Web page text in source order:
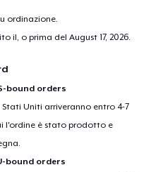
ordinazione.
il, o prima delAugust 17, 2026
bound orders
Uniti arriveranno entro 4-7
l'ordine è stato prodotto e
bound orders